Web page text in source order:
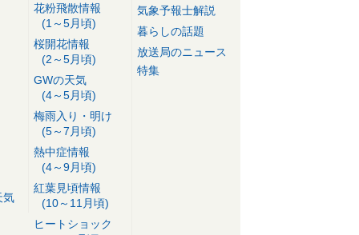
気
花粉飛散情報
(1～5月頃)
桜開花情報
(2～5月頃)
GWの天気
(4～5月頃)
梅雨入り・明け
(5～7月頃)
熱中症情報
(4～9月頃)
紅葉見頃情報
(10～11月頃)
ヒートショック
気象予報士解説
暮らしの話題
放送局のニュース
特集